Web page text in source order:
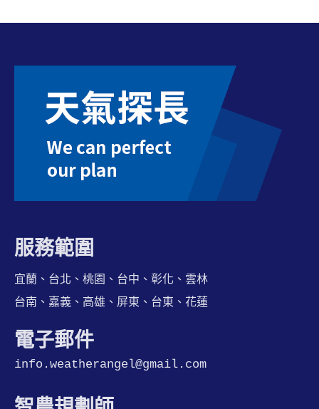
服務範圍
宜蘭、台北、桃園、台中、彰化、雲林
台南、嘉義、高雄、屏東、台東、花蓮
電子郵件
info.weatherangel@gmail.com